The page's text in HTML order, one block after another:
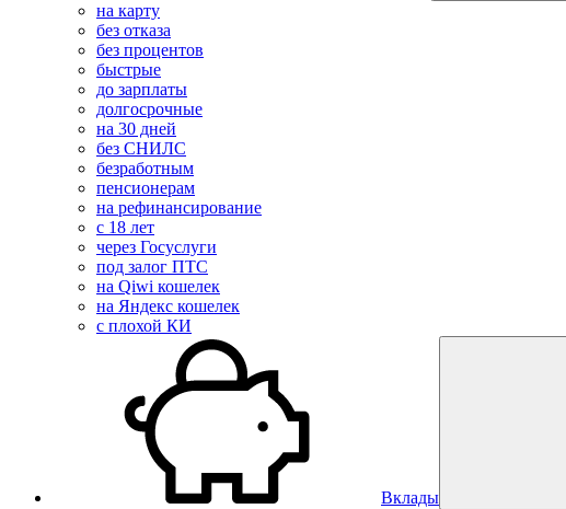
на карту
без отказа
без процентов
быстрые
до зарплаты
долгосрочные
на 30 дней
без СНИЛС
безработным
пенсионерам
на рефинансирование
с 18 лет
через Госуслуги
под залог ПТС
на Qiwi кошелек
на Яндекс кошелек
с плохой КИ
Вклады